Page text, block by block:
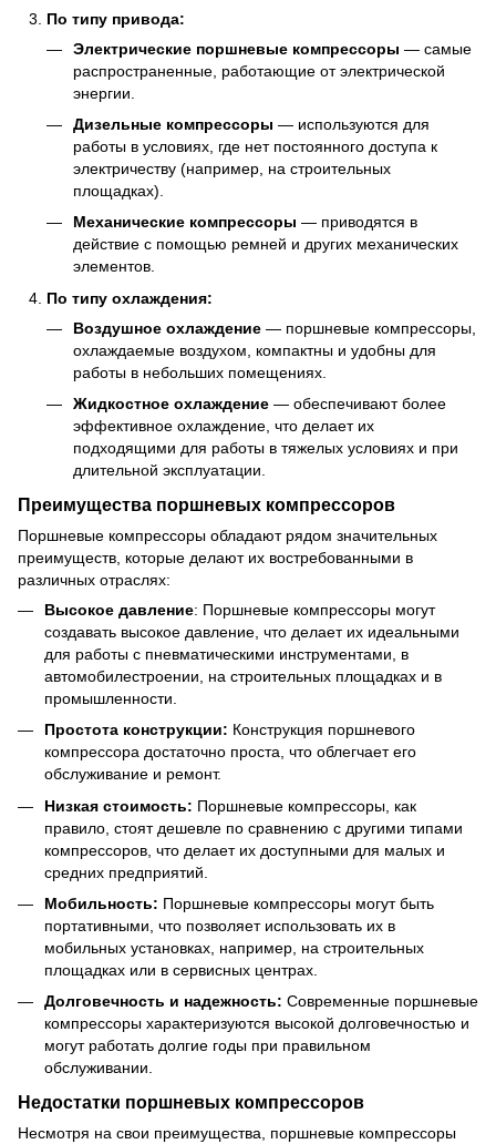
По типу привода:
Электрические поршневые компрессоры — самые
распространенные, работающие от электрической
энергии.
Дизельные компрессоры — используются для
работы в условиях, где нет постоянного доступа к
электричеству (например, на строительных
площадках).
Механические компрессоры — приводятся в
действие с помощью ремней и других механических
элементов.
По типу охлаждения:
Воздушное охлаждение — поршневые компрессоры,
охлаждаемые воздухом, компактны и удобны для
работы в небольших помещениях.
Жидкостное охлаждение — обеспечивают более
эффективное охлаждение, что делает их
подходящими для работы в тяжелых условиях и при
длительной эксплуатации.
Преимущества поршневых компрессоров
Поршневые компрессоры обладают рядом значительных
преимуществ, которые делают их востребованными в
различных отраслях:
Высокое давление: Поршневые компрессоры могут
создавать высокое давление, что делает их идеальными
для работы с пневматическими инструментами, в
автомобилестроении, на строительных площадках и в
промышленности.
Простота конструкции: Конструкция поршневого
компрессора достаточно проста, что облегчает его
обслуживание и ремонт.
Низкая стоимость: Поршневые компрессоры, как
правило, стоят дешевле по сравнению с другими типами
компрессоров, что делает их доступными для малых и
средних предприятий.
Мобильность: Поршневые компрессоры могут быть
портативными, что позволяет использовать их в
мобильных установках, например, на строительных
площадках или в сервисных центрах.
Долговечность и надежность: Современные поршневые
компрессоры характеризуются высокой долговечностью и
могут работать долгие годы при правильном
обслуживании.
Недостатки поршневых компрессоров
Несмотря на свои преимущества, поршневые компрессоры